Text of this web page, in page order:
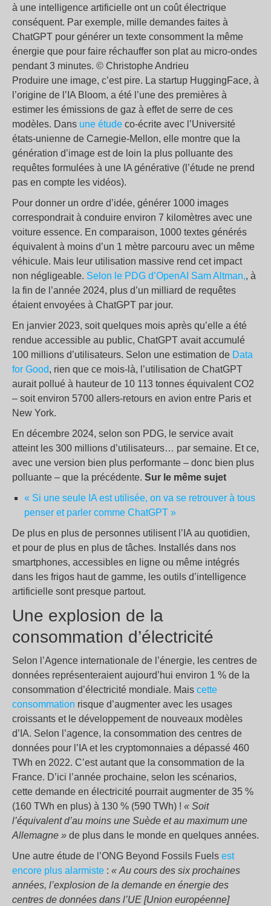
à une intelligence artificielle ont un coût électrique
conséquent. Par exemple, mille demandes faites à
ChatGPT pour générer un texte consomment la même
énergie que pour faire réchauffer son plat au micro-ondes
pendant 3 minutes. © Christophe Andrieu
Produire une image, c’est pire. La startup HuggingFace, à
l’origine de l’IA Bloom, a été l’une des premières à
estimer les émissions de gaz à effet de serre de ces
modèles. Dans une étude co-écrite avec l’Université
états-unienne de Carnegie-Mellon, elle montre que la
génération d’image est de loin la plus polluante des
requêtes formulées à une IA générative (l’étude ne prend
pas en compte les vidéos).
Pour donner un ordre d’idée, générer 1000 images
correspondrait à conduire environ 7 kilomètres avec une
voiture essence. En comparaison, 1000 textes générés
équivalent à moins d’un 1 mètre parcouru avec un même
véhicule. Mais leur utilisation massive rend cet impact
non négligeable. Selon le PDG d’OpenAI Sam Altman,, à
la fin de l’année 2024, plus d’un milliard de requêtes
étaient envoyées à ChatGPT par jour.
En janvier 2023, soit quelques mois après qu’elle a été
rendue accessible au public, ChatGPT avait accumulé
100 millions d’utilisateurs. Selon une estimation de Data
for Good, rien que ce mois-là, l’utilisation de ChatGPT
aurait pollué à hauteur de 10 113 tonnes équivalent CO2
– soit environ 5700 allers-retours en avion entre Paris et
New York.
En décembre 2024, selon son PDG, le service avait
atteint les 300 millions d’utilisateurs… par semaine. Et ce,
avec une version bien plus performante – donc bien plus
polluante – que la précédente. Sur le même sujet
« Si une seule IA est utilisée, on va se retrouver à tous
penser et parler comme ChatGPT »
De plus en plus de personnes utilisent l’IA au quotidien,
et pour de plus en plus de tâches. Installés dans nos
smartphones, accessibles en ligne ou même intégrés
dans les frigos haut de gamme, les outils d’intelligence
artificielle sont presque partout.
Une explosion de la
consommation d’électricité
Selon l’Agence internationale de l’énergie, les centres de
données représenteraient aujourd’hui environ 1 % de la
consommation d’électricité mondiale. Mais cette
consommation risque d’augmenter avec les usages
croissants et le développement de nouveaux modèles
d’IA. Selon l’agence, la consommation des centres de
données pour l’IA et les cryptomonnaies a dépassé 460
TWh en 2022. C’est autant que la consommation de la
France. D’ici l’année prochaine, selon les scénarios,
cette demande en électricité pourrait augmenter de 35 %
(160 TWh en plus) à 130 % (590 TWh) ! « Soit
l’équivalent d’au moins une Suède et au maximum une
Allemagne » de plus dans le monde en quelques années.
Une autre étude de l’ONG Beyond Fossils Fuels est
encore plus alarmiste : « Au cours des six prochaines
années, l’explosion de la demande en énergie des
centres de données dans l’UE [Union européenne]